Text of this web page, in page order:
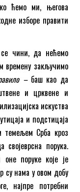
ћемо ми, његова
изборе правити
чини, да нећемо
времену закључимо
– баш као да
и црквене и
искуства
и подстицаја
темељем Срба кроз
порука.
поруке које је
су нама у овом добу
најпре потребни